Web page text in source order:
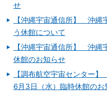
せ
【沖縄宇宙通信所】 沖
う休館について
【沖縄宇宙通信所】 沖
休館のお知らせ
【調布航空宇宙センター
6月3日（水）臨時休館のお